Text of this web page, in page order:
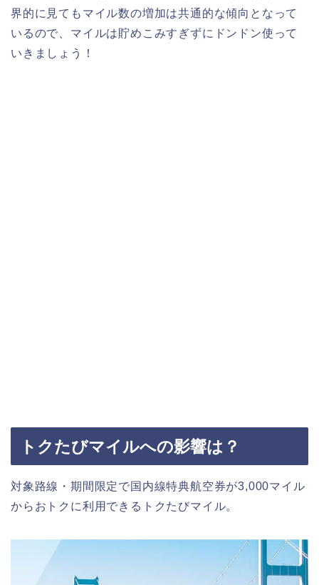
界的に見てもマイル数の増加は共通的な傾向となって
いるので、マイルは貯めこみすぎずにドンドン使って
いきましょう！
トクたびマイルへの影響は？
対象路線・期間限定で国内線特典航空券が3,000マイル
からおトクに利用できるトクたびマイル。